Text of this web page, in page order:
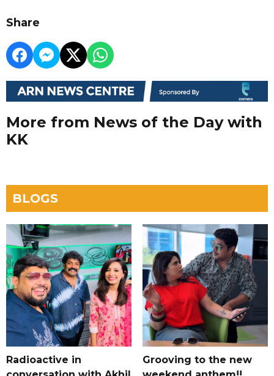
Share
More from News of the Day with
KK
BLOGS
Radioactive in
Grooving to the new